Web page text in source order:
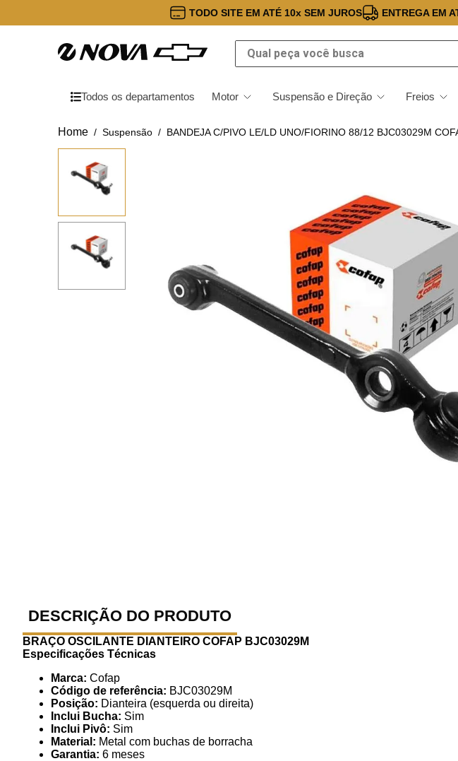
TODO SITE EM ATÉ 10x SEM JUROS ENTREGA EM
Qual peça você busca
Todos os departamentos Motor Suspensão e Direção Freios
Suspensão BANDEJA C/PIVO LE/LD UNO/FIORINO 88/12 BJC03029M
DESCRIÇÃO DO PRODUTO
BRAÇO OSCILANTE DIANTEIRO COFAP BJC03029M
Especificações Técnicas
Marca: Cofap
Código de referência: BJC03029M
Posição: Dianteira (esquerda ou direita)
Inclui Bucha: Sim
Inclui Pivô: Sim
Material: Metal com buchas de borracha
Garantia: 6 meses